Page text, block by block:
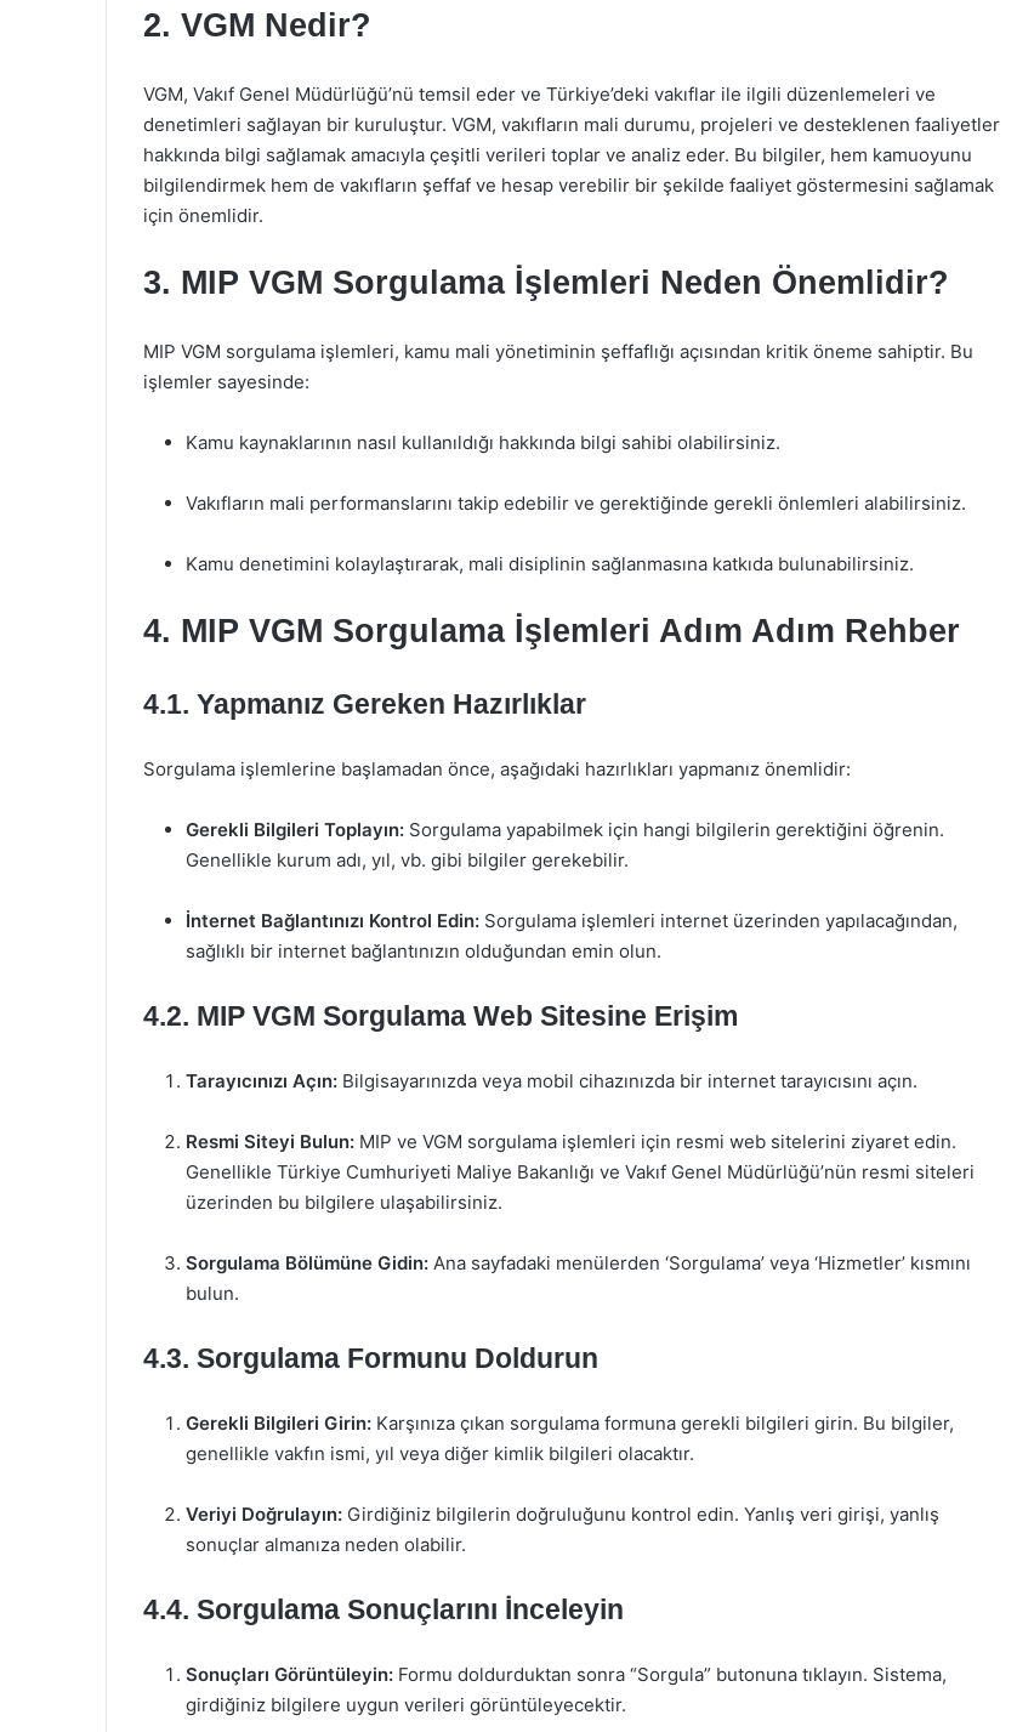
2. VGM Nedir?
VGM, Vakıf Genel Müdürlüğü’nü temsil eder ve Türkiye’deki vakıflar ile ilgili düzenlemeleri ve
denetimleri sağlayan bir kuruluştur. VGM, vakıfların mali durumu, projeleri ve desteklenen faaliyetler
hakkında bilgi sağlamak amacıyla çeşitli verileri toplar ve analiz eder. Bu bilgiler, hem kamuoyunu
bilgilendirmek hem de vakıfların şeffaf ve hesap verebilir bir şekilde faaliyet göstermesini sağlamak
için önemlidir.
3. MIP VGM Sorgulama İşlemleri Neden Önemlidir?
MIP VGM sorgulama işlemleri, kamu mali yönetiminin şeffaflığı açısından kritik öneme sahiptir. Bu
işlemler sayesinde:
Kamu kaynaklarının nasıl kullanıldığı hakkında bilgi sahibi olabilirsiniz.
Vakıfların mali performanslarını takip edebilir ve gerektiğinde gerekli önlemleri alabilirsiniz.
Kamu denetimini kolaylaştırarak, mali disiplinin sağlanmasına katkıda bulunabilirsiniz.
4. MIP VGM Sorgulama İşlemleri Adım Adım Rehber
4.1. Yapmanız Gereken Hazırlıklar
Sorgulama işlemlerine başlamadan önce, aşağıdaki hazırlıkları yapmanız önemlidir:
Gerekli Bilgileri Toplayın: Sorgulama yapabilmek için hangi bilgilerin gerektiğini öğrenin.
Genellikle kurum adı, yıl, vb. gibi bilgiler gerekebilir.
İnternet Bağlantınızı Kontrol Edin: Sorgulama işlemleri internet üzerinden yapılacağından,
sağlıklı bir internet bağlantınızın olduğundan emin olun.
4.2. MIP VGM Sorgulama Web Sitesine Erişim
Tarayıcınızı Açın: Bilgisayarınızda veya mobil cihazınızda bir internet tarayıcısını açın.
Resmi Siteyi Bulun: MIP ve VGM sorgulama işlemleri için resmi web sitelerini ziyaret edin.
Genellikle Türkiye Cumhuriyeti Maliye Bakanlığı ve Vakıf Genel Müdürlüğü’nün resmi siteleri
üzerinden bu bilgilere ulaşabilirsiniz.
Sorgulama Bölümüne Gidin: Ana sayfadaki menülerden ‘Sorgulama’ veya ‘Hizmetler’ kısmını
bulun.
4.3. Sorgulama Formunu Doldurun
Gerekli Bilgileri Girin: Karşınıza çıkan sorgulama formuna gerekli bilgileri girin. Bu bilgiler,
genellikle vakfın ismi, yıl veya diğer kimlik bilgileri olacaktır.
Veriyi Doğrulayın: Girdiğiniz bilgilerin doğruluğunu kontrol edin. Yanlış veri girişi, yanlış
sonuçlar almanıza neden olabilir.
4.4. Sorgulama Sonuçlarını İnceleyin
Sonuçları Görüntüleyin: Formu doldurduktan sonra “Sorgula” butonuna tıklayın. Sistema,
girdiğiniz bilgilere uygun verileri görüntüleyecektir.